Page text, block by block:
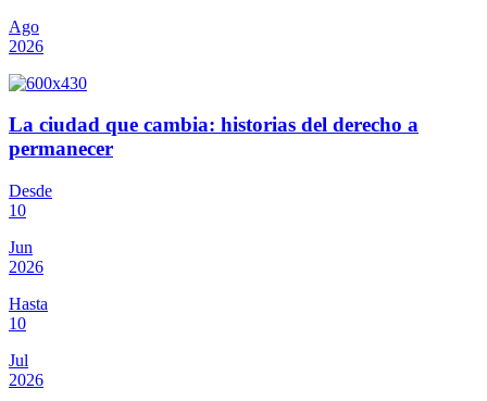
Ago
2026
La ciudad que cambia: historias del derecho a
permanecer
Desde
10
Jun
2026
Hasta
10
Jul
2026